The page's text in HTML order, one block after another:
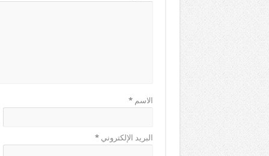
الاسم*
البريد الإلكتروني*